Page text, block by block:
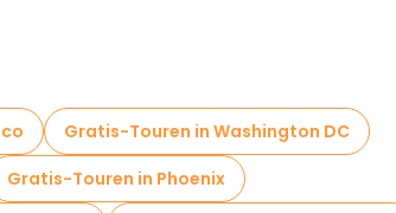
Gratis-Touren in Washington DC
Gratis-Touren in Phoenix